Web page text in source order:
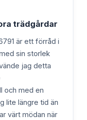
trädgårdar
är ett förråd i
sin storlek
jag detta
och med en
lite längre tid än
värt mödan när